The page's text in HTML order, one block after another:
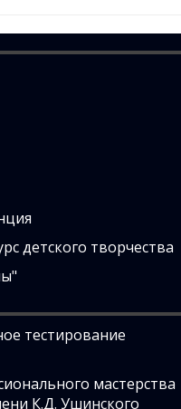
детского творчества
тестирование
мастерства
К.Д. Ушинского